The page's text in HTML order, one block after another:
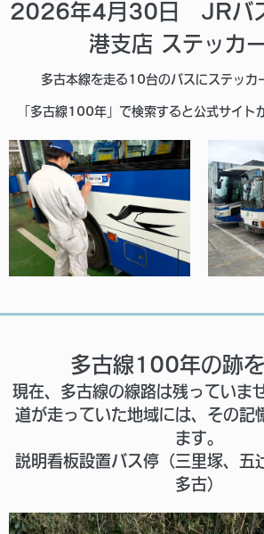
2026年4月30日 JRバ
港支店 ステッカ
多古本線を走る10台のバスにステッカ
「多古線100年」で検索すると公式サイト
多古線100年の跡
現在、多古線の線路は残っていま
道が走っていた地域には、その記
ます。
説明看板設置バス停（三里塚、五
多古）